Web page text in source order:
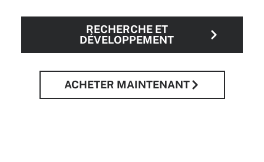
RECHERCHE ET
DÉVELOPPEMENT
ACHETER MAINTENANT